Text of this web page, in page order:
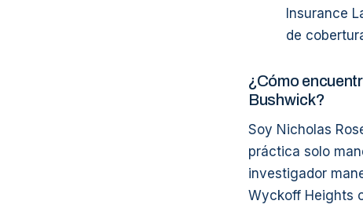
Insurance
de
¿Cómo
Bushwick?
Soy Nicholas
práctica solo
investigador
Wyckoff Heights